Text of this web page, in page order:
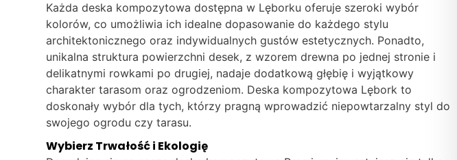
Każda deska kompozytowa dostępna w Lęborku oferuje szeroki wybór
kolorów, co umożliwia ich idealne dopasowanie do każdego stylu
architektonicznego oraz indywidualnych gustów estetycznych. Ponadto,
unikalna struktura powierzchni desek, z wzorem drewna po jednej stronie i
delikatnymi rowkami po drugiej, nadaje dodatkową głębię i wyjątkowy
charakter tarasom oraz ogrodzeniom. Deska kompozytowa Lębork to
doskonały wybór dla tych, którzy pragną wprowadzić niepowtarzalny styl do
swojego ogrodu czy tarasu.
Wybierz Trwałość i Ekologię